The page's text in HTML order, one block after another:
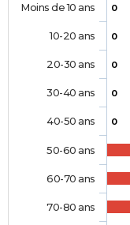
0
0
0
0
0
Moins de 10 ans
10-20 ans
20-30 ans
30-40 ans
40-50 ans
50-60 ans
60-70 ans
70-80 ans